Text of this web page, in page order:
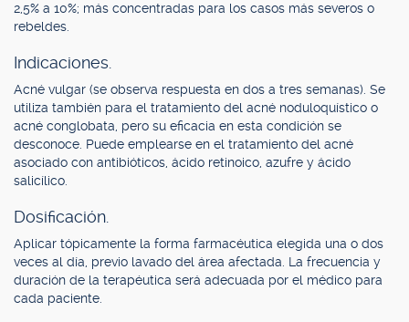
2,5% a 10%; más concentradas para los casos más severos o
rebeldes.
Indicaciones.
Acné vulgar (se observa respuesta en dos a tres semanas). Se
utiliza también para el tratamiento del acné noduloquístico o
acné conglobata, pero su eficacia en esta condición se
desconoce. Puede emplearse en el tratamiento del acné
asociado con antibióticos, ácido retinoico, azufre y ácido
salicílico.
Dosificación.
Aplicar tópicamente la forma farmacéutica elegida una o dos
veces al día, previo lavado del área afectada. La frecuencia y
duración de la terapéutica será adecuada por el médico para
cada paciente.